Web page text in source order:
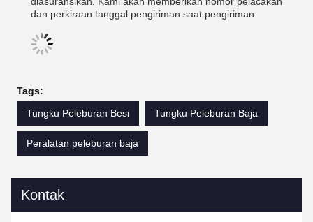
dan perkiraan tanggal pengiriman saat pengiriman.
Tags:
Tungku Peleburan Besi
Tungku Peleburan Baja
Peralatan peleburan baja
Kontak